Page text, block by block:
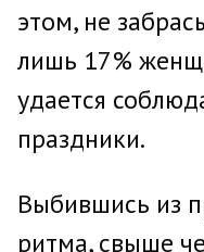
этом, не
лишь 17%
удается
праздники.
Выбившись из
ритма, свыше